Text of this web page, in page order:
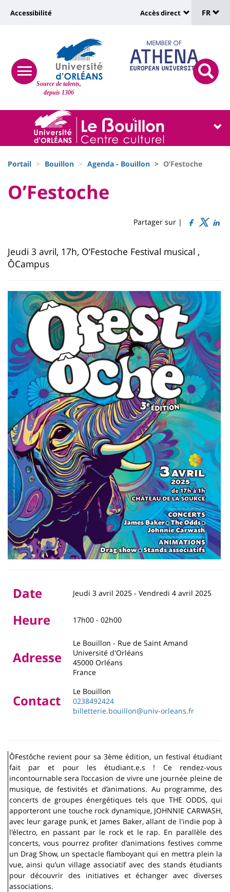
Site
Source de talents,
depuis 1306
Université
Recherche
responsive
menu
button
Université
vers
page
accessibilité
Accessibilité
:
Shortcut
links
Accès direct
de
FR
Université
Block
liste
des
composantes
d'Ariane
Portail Bouillon Agenda - Bouillon O’Festoche
University
University
Titre
O’Festoche
Partager sur |
Contenu
de
page
principale
Jeudi 3 avril, 17h, O’Festoche Festival musical ,
ÔCampus
Date Jeudi 3 avril 2025 - Vendredi 4 avril 2025
Heure 17h00 - 02h00
Adresse
Le Bouillon - Rue de Saint Amand
Université d'Orléans
45000 Orléans
France
Contact
Le Bouillon
0238492424
billetterie.bouillon@univ-orleans.fr
ÔFestôche revient pour sa 3ème édition, un festival étudiant
fait par et pour les étudiant.e.s ! Ce rendez-vous
incontournable sera l’occasion de vivre une journée pleine de
musique, de festivités et d’animations. Au programme, des
concerts de groupes énergétiques tels que THE ODDS, qui
apporteront une touche rock dynamique, JOHNNIE CARWASH,
avec leur garage punk, et James Baker, allant de l'indie pop à
l'électro, en passant par le rock et le rap. En parallèle des
concerts, vous pourrez profiter d’animations festives comme
un Drag Show, un spectacle flamboyant qui en mettra plein la
vue, ainsi qu’un village associatif avec des stands étudiants
pour découvrir des initiatives et échanger avec diverses
associations.